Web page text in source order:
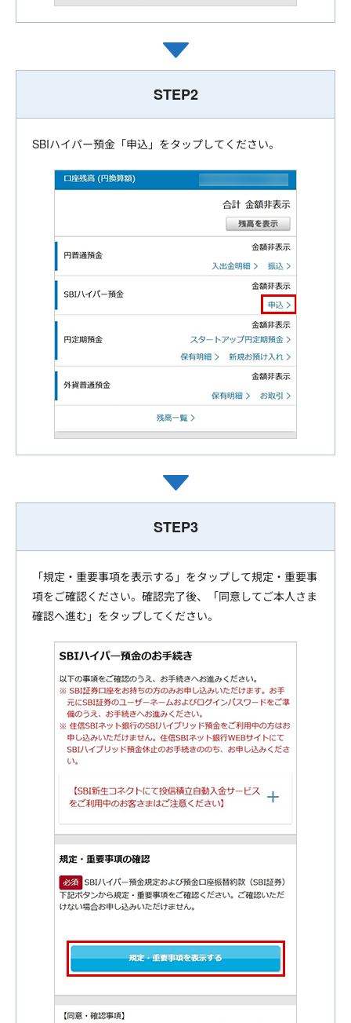
STEP2
SBIハイパー預金「申込」をタップしてください。
STEP3
「規定・重要事項を表示する」をタップして規定・重要事
項をご確認ください。確認完了後、「同意してご本人さま
確認へ進む」をタップしてください。